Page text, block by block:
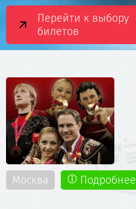
Перейти к выбору
билетов
Москва Подробнее